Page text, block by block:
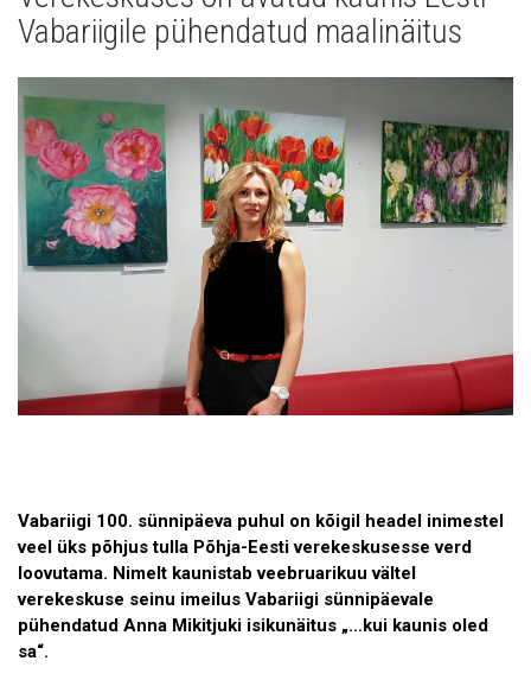
Galerii
Koostöö
Tule tööle!
Tule ekskursioonile!
Andmekaitse
Vabariigile pühendatud maalinäitus
Vabariigi 100. sünnipäeva puhul on kõigil headel inimestel
veel üks põhjus tulla Põhja-Eesti verekeskusesse verd
loovutama. Nimelt kaunistab veebruarikuu vältel
verekeskuse seinu imeilus Vabariigi sünnipäevale
pühendatud Anna Mikitjuki isikunäitus „…kui kaunis oled
sa“.